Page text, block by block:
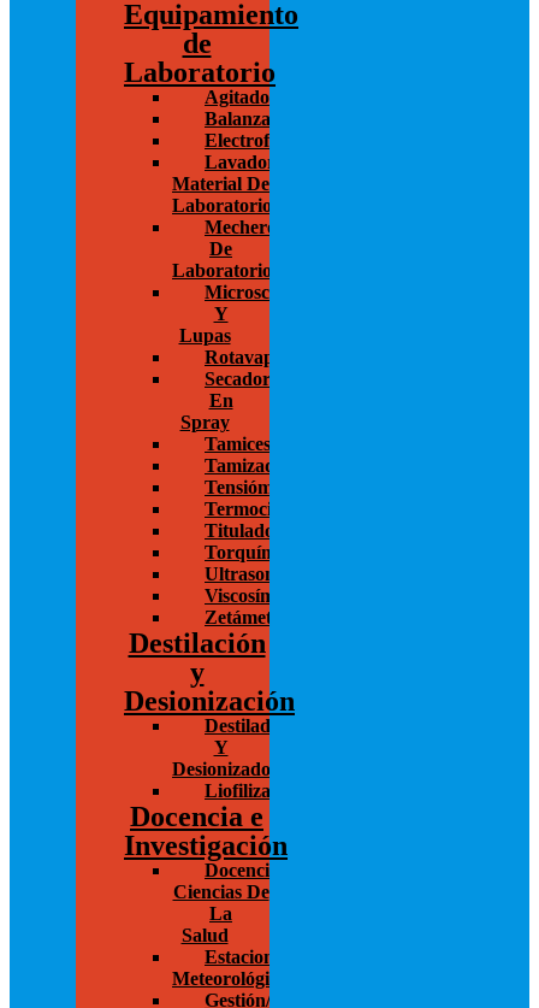
Equipamiento
de
Laboratorio
Agitadores
Balanzas
Electroforesis
Lavadoras
Material De
Laboratorio
Mecheros
De
Laboratorio
Microscopios
Y
Lupas
Rotavapor
Secador
En
Spray
Tamices
Tamizadoras
Tensiómetros
Termocicladores
Titulador
Torquímetros
Ultrasonido
Viscosímetros
Zetámetro
Destilación
y
Desionización
Destiladores
Y
Desionizadores
Liofilización/Concentración
Docencia e
Investigación
Docencia/Investigación
Ciencias De
La
Salud
Estaciones
Meteorológicas
Gestión/Administración